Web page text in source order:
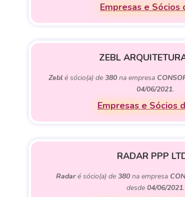
Empresas e Sócios
ZEBL
Zeblé sócio(a) de 380na empresa
04/06/2021.
Empresas e Sócios
RADAR PPP
Radaré sócio(a) de 380na empresa
desde 04/06/2021.